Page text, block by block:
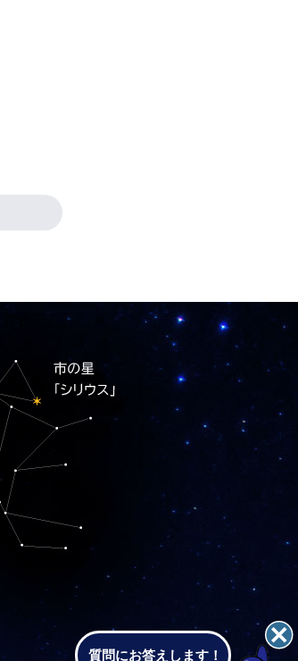
質問にお答えします！